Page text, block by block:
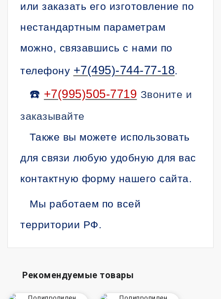
или заказать его изготовление по
нестандартным параметрам
можно, связавшись с нами по
телефону +7(495)-744-77-18.
☎️ +7(995)505-7719 Звоните и
заказывайте
Также вы можете использовать
для связи любую удобную для вас
контактную форму нашего сайта.
Мы работаем по всей
территории РФ.
Рекомендуемые товары